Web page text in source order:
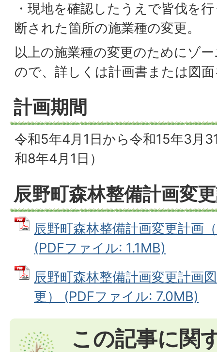
・現地を確認したうえで皆伐を
断された箇所の施業種の変更。
以上の施業種の変更のためにゾ
ので、詳しくは計画書または図
計画期間
令和5年4月1日から令和15年3月
和8年4月1日）
辰野町森林整備計画変
辰野町森林整備計画変更計画
(PDFファイル: 1.1MB)
辰野町森林整備計画変更計画
更） (PDFファイル: 7.0MB)
この記事に関